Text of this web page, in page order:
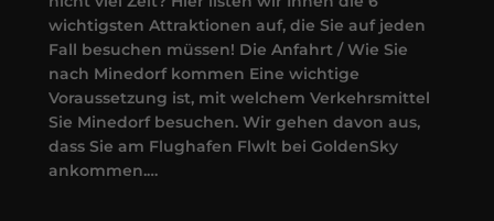
wichtigsten Attraktionen auf, die Sie auf jeden
Fall besuchen müssen! Die Anfahrt / Wie Sie
nach Minedorf kommen Eine wichtige
Voraussetzung ist, mit welchem Verkehrsmittel
Sie Minedorf besuchen. Wir gehen davon aus,
dass Sie am Flughafen Flwlt bei GoldenSky
ankommen.…